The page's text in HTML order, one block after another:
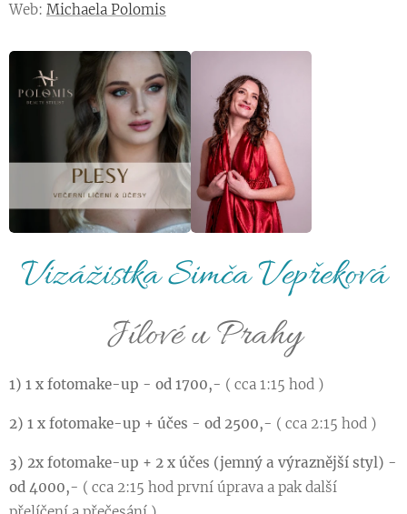
Web: Michaela Polomis
Vizážistka Simča Vepřeková
Jílové u Prahy
1) 1 x fotomake-up - od 1700,- ( cca 1:15 hod )
2) 1 x fotomake-up + účes - od 2500,- ( cca 2:15 hod )
3) 2x fotomake-up + 2 x účes (jemný a výraznější styl) -
od 4000,- ( cca 2:15 hod první úprava a pak další